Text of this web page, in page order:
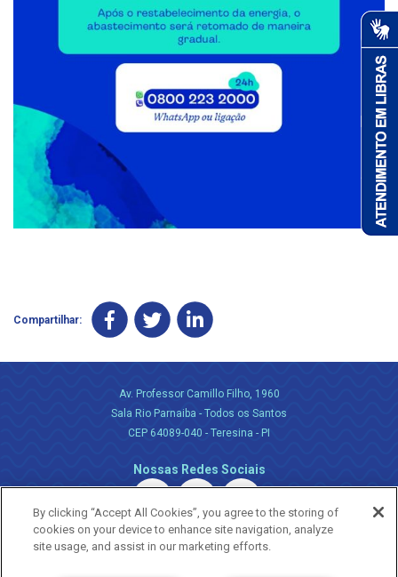
Compartilhar:
Av. Professor Camillo Filho, 1960
Sala Rio Parnaiba - Todos os Santos
CEP 64089-040 - Teresina - PI
Nossas Redes Sociais
By clicking “Accept All Cookies”, you agree to the storing of
cookies on your device to enhance site navigation, analyze
site usage, and assist in our marketing efforts.